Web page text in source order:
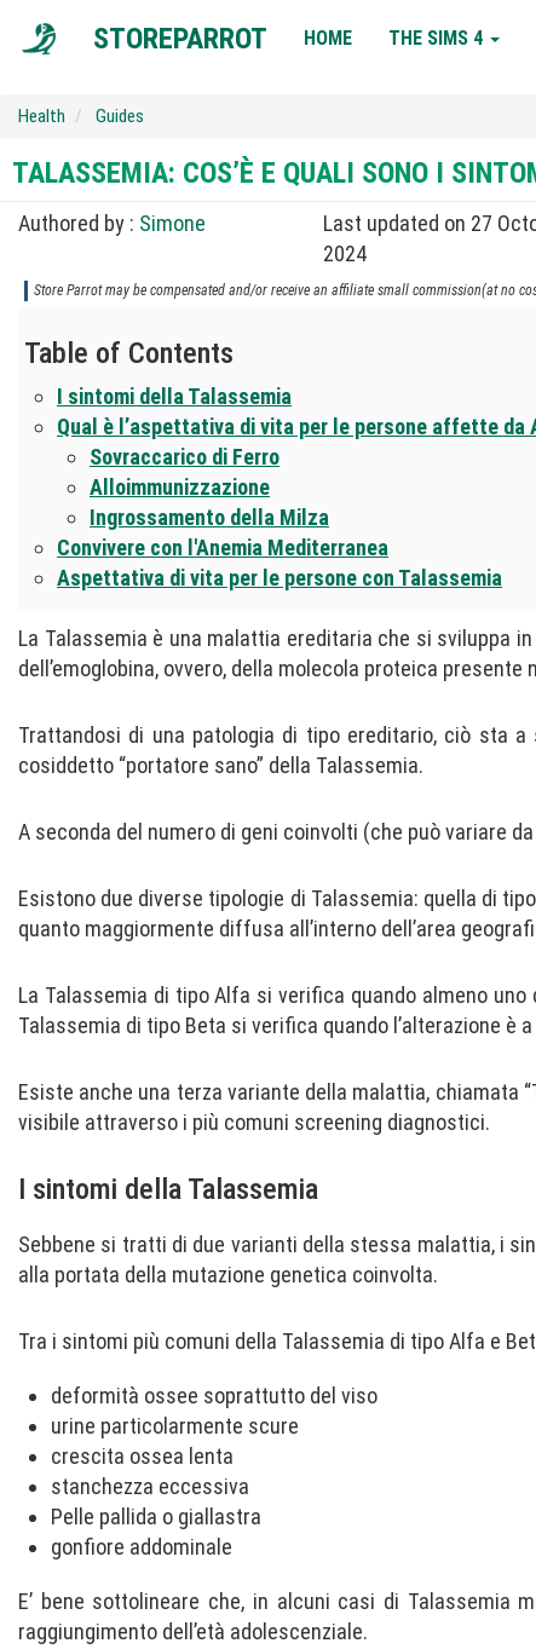
STOREPARROT
NAVIGATION
HOME THE SIMS 4
Health Guides
TALASSEMIA: COS’È E QUALI SONO I
Authored by : Simone
Last updated on 27
2024
Store Parrot may be compensated and/or receive an affiliate small commission(at no
Table of Contents
I sintomi della Talassemia
Qual è l’aspettativa di vita per le persone affette da
Sovraccarico di Ferro
Alloimmunizzazione
Ingrossamento della Milza
Convivere con l'Anemia Mediterranea
Aspettativa di vita per le persone con Talassemia
La Talassemia è una malattia ereditaria che si sviluppa
dell’emoglobina, ovvero, della molecola proteica
Trattandosi di una patologia di tipo ereditario, ciò sta
cosiddetto “portatore sano” della Talassemia.
A seconda del numero di geni coinvolti (che può variare
Esistono due diverse tipologie di Talassemia: quella di
quanto maggiormente diffusa all’interno dell’area
La Talassemia di tipo Alfa si verifica quando almeno
Talassemia di tipo Beta si verifica quando l’alterazione è
Esiste anche una terza variante della malattia, chiamata
visibile attraverso i più comuni screening diagnostici.
I sintomi della Talassemia
Sebbene si tratti di due varianti della stessa malattia, i
alla portata della mutazione genetica coinvolta.
Tra i sintomi più comuni della Talassemia di tipo Alfa e
deformità ossee soprattutto del viso
urine particolarmente scure
crescita ossea lenta
stanchezza eccessiva
Pelle pallida o giallastra
gonfiore addominale
E’ bene sottolineare che, in alcuni casi di Talassemia
raggiungimento dell’età adolescenziale.